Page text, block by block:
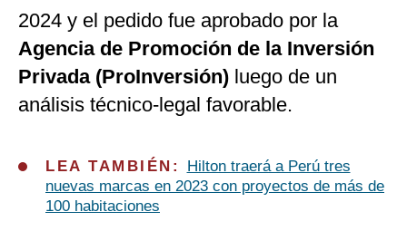
2024 y el pedido fue aprobado por la
Agencia de Promoción de la Inversión
Privada (ProInversión) luego de un
análisis técnico-legal favorable.
LEA TAMBIÉN:
Hilton traerá a Perú tres
nuevas marcas en 2023 con proyectos de más de
100 habitaciones